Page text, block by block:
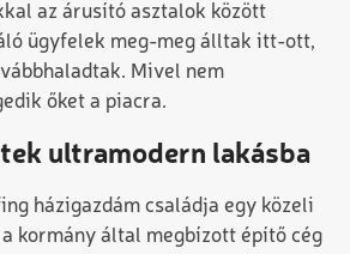
az árusító asztalok között
ügyfelek meg-meg álltak itt-ott,
Mivel nem
őket a piacra.
ultramodern lakásba
házigazdám családja egy közeli
kormány által megbízott építő cég